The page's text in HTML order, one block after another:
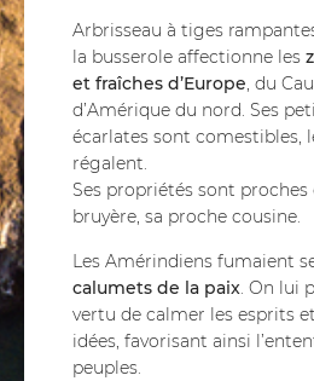
Arbrisseau à tiges
la busserole affectionne les
et fraîches d’Europe, du
d’Amérique du nord. Ses
écarlates sont comestibles,
régalent.
Ses propriétés sont proches
bruyère, sa proche cousine.
Les Amérindiens fumaient
calumets de la paix. On lui
vertu de calmer les esprits
idées, favorisant ainsi
peuples.